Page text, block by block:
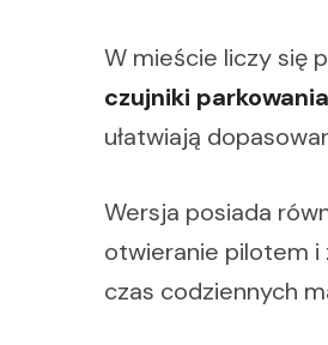
W mieście liczy się
czujniki parkowania
ułatwiają
Wersja posiada
otwieranie pilotem i
czas codziennych